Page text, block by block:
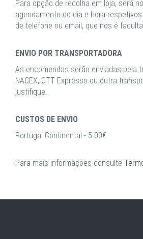
Para opção de recolha em loja, será
agendamento do dia e hora
de telefone ou email, que nos é
ENVIO POR TRANSPORTADORA
As encomendas serão enviadas pela
NACEX, CTT Expresso ou outra
justifique.
CUSTOS DE ENVIO
Portugal Continental - 5.00€
Para mais informações consulte